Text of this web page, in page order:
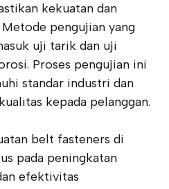
kekuatan dan
pengujian yang
uji tarik dan uji
Proses pengujian ini
standar industri dan
kepada pelanggan.
belt fasteners di
pada peningkatan
efektivitas